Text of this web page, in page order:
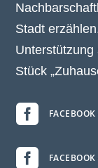
Stadt
Stück

